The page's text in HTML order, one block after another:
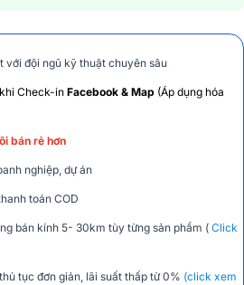
với đội ngũ kỹ thuật chuyên sâu
khi Check-in Facebook & Map (Áp dụng hóa
bán rẻ hơn
nghiệp, dự án
toán COD
bán kính 5- 30km tùy từng sản phẩm ( Click
tục đơn giản, lãi suất thấp từ 0% (click xem